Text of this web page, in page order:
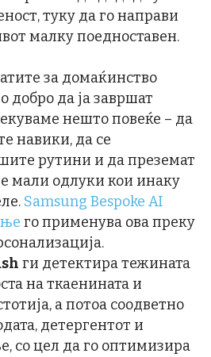
туку да го направи
малку поедноставен.
за домаќинство
добро да ја завршат
нешто повеќе – да
навики, да се
рутини и да преземат
мали одлуки кои инаку
Samsung Bespoke AI
го применува ова преку
ги детектира тежината
на ткаенината и
а потоа соодветно
детергентот и
со цел да го оптимизира